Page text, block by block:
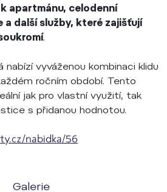
apartmánu, celodenní
a další služby, které zajišťují
.
nabízí vyváženou kombinaci klidu
ročním období. Tento
jak pro vlastní využití, tak
s přidanou hodnotou.
nabidka/56
Galerie